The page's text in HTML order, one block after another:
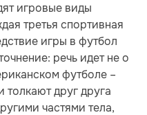
игровые виды
третья спортивная
игры в футбол
речь идет не о
футболе –
толкают друг друга
частями тела,